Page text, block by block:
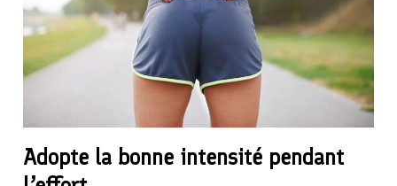
Adopte la bonne intensité pendant